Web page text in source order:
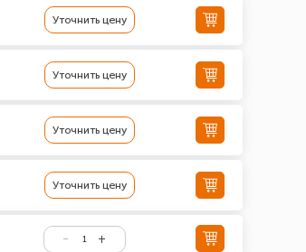
Уточнить цену
Уточнить цену
Уточнить цену
Уточнить цену